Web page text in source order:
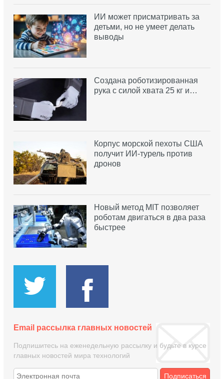
ИИ может присматривать за
детьми, но не умеет делать
выводы
Создана роботизированная
рука с силой хвата 25 кг и…
Корпус морской пехоты США
получит ИИ-турель против
дронов
Новый метод MIT позволяет
роботам двигаться в два раза
быстрее
Email рассылка главных новостей
Подпишитесь на еженедельную рассылку и будьте в курсе
главных новостей мира технологий
Подписаться